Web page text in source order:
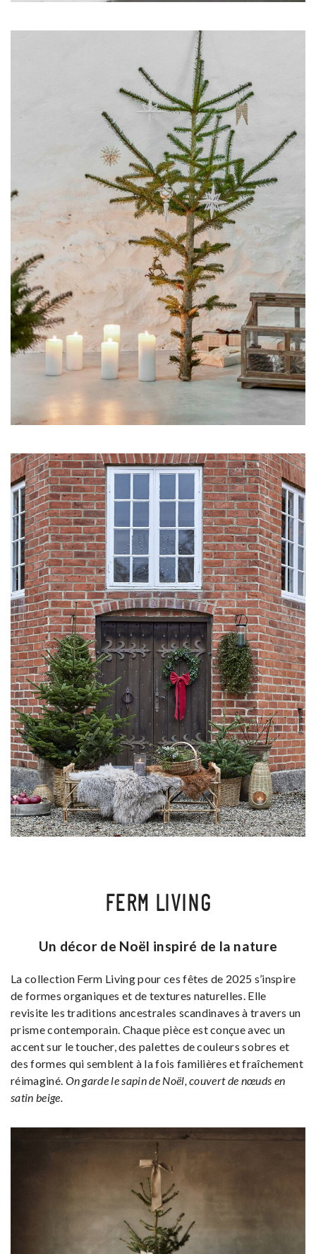
FERM LIVING
Un décor de Noël inspiré de la nature
La collection Ferm Living pour ces fêtes de 2025 s’inspire
de formes organiques et de textures naturelles. Elle
revisite les traditions ancestrales scandinaves à travers un
prisme contemporain. Chaque pièce est conçue avec un
accent sur le toucher, des palettes de couleurs sobres et
des formes qui semblent à la fois familières et fraîchement
réimaginé. On garde le sapin de Noël, couvert de nœuds en
satin beige.